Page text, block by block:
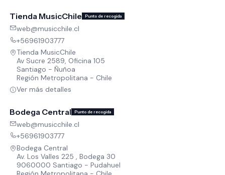
Tienda MusicChile Punto de recogida
web@musicchile.cl
+56961903777
Tienda MusicChile
Av Sucre 2589, Oficina 105
Santiago - Ñuñoa
Región Metropolitana - Chile
Ver más detalles
Bodega Central Punto de recogida
web@musicchile.cl
+56961903777
Bodega Central
Av. Los Valles 225 , Bodega 30
9060000 Santiago - Pudahuel